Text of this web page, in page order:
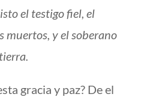
el testigo fiel, el
muertos, y el soberano
gracia y paz? De el